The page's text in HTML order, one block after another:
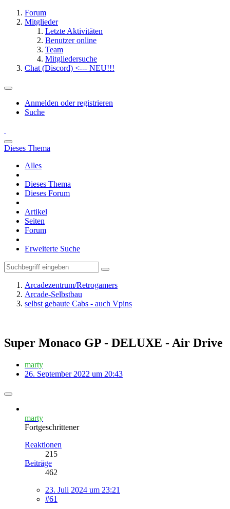
Forum
Mitglieder
Letzte Aktivitäten
Benutzer online
Team
Mitgliedersuche
Chat (Discord) <--- NEU!!!
Anmelden oder registrieren
Suche
Dieses Thema
Alles
Dieses Thema
Dieses Forum
Artikel
Seiten
Forum
Erweiterte Suche
Arcadezentrum/Retrogamers
Arcade-Selbstbau
selbst gebaute Cabs - auch Vpins
Super Monaco GP - DELUXE - Air Drive
marty
26. September 2022 um 20:43
marty
Fortgeschrittener
Reaktionen
215
Beiträge
462
23. Juli 2024 um 23:21
#61